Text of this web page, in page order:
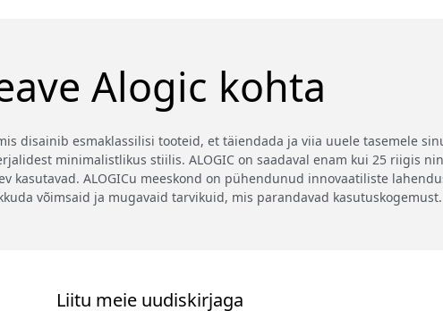
Alogic kohta
disainib esmaklassilisi tooteid, et täiendada ja viia uuele tasemele
minimalistlikus stiilis. ALOGIC on saadaval enam kui 25 riigis
kasutavad. ALOGICu meeskond on pühendunud innovaatiliste
võimsaid ja mugavaid tarvikuid, mis parandavad kasutuskogemust.
Liitu meie uudiskirjaga